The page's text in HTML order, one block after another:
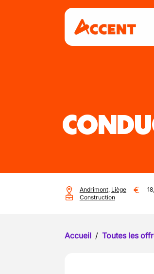
Andrimont, Liège
Construction
Accueil / Toutes les